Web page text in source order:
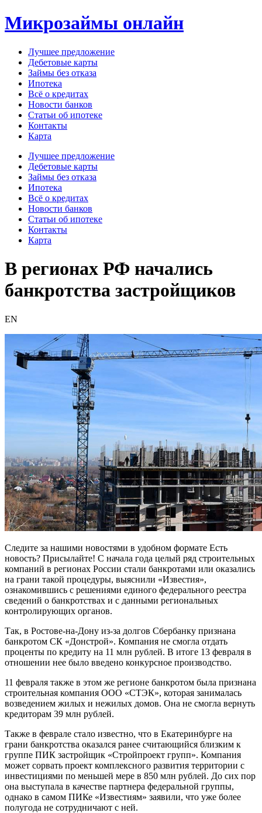
Перейти
к
Микрозаймы онлайн
Лучшее предложение
Дебетовые карты
Займы без отказа
Ипотека
Всё о кредитах
Новости банков
Статьи об ипотеке
Контакты
Карта
Меню Лучшее предложение
Дебетовые карты
Займы без отказа
Ипотека
Всё о кредитах
Новости банков
Статьи об ипотеке
Контакты
Карта
В регионах РФ начались
банкротства застройщиков
EN
Следите за нашими новостями в удобном формате Есть
новость? Присылайте! С начала года целый ряд строительных
компаний в регионах России стали банкротами или оказались
на грани такой процедуры, выяснили «Известия»,
ознакомившись с решениями единого федерального реестра
сведений о банкротствах и с данными региональных
контролирующих органов.
Так, в Ростове-на-Дону из-за долгов Сбербанку признана
банкротом СК «Донстрой». Компания не смогла отдать
проценты по кредиту на 11 млн рублей. В итоге 13 февраля в
отношении нее было введено конкурсное производство.
11 февраля также в этом же регионе банкротом была признана
строительная компания ООО «СТЭК», которая занималась
возведением жилых и нежилых домов. Она не смогла вернуть
кредиторам 39 млн рублей.
Также в феврале стало известно, что в Екатеринбурге на
грани банкротства оказался ранее считающийся близким к
группе ПИК застройщик «Стройпроект групп». Компания
может сорвать проект комплексного развития территории с
инвестициями по меньшей мере в 850 млн рублей. До сих пор
она выступала в качестве партнера федеральной группы,
однако в самом ПИКе «Известиям» заявили, что уже более
полугода не сотрудничают с ней.